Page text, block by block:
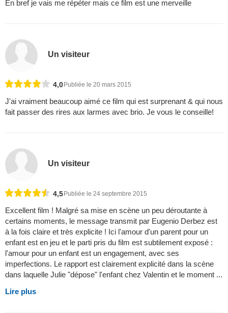
En bref je vais me répéter mais ce film est une merveille
Un visiteur
4,0Publiée le 20 mars 2015
J'ai vraiment beaucoup aimé ce film qui est surprenant & qui nous
fait passer des rires aux larmes avec brio. Je vous le conseille!
Un visiteur
4,5 Publiée le 24 septembre 2015
Excellent film ! Malgré sa mise en scène un peu déroutante à
certains moments, le message transmit par Eugenio Derbez est
à la fois claire et très explicite ! Ici l'amour d'un parent pour un
enfant est en jeu et le parti pris du film est subtilement exposé :
l'amour pour un enfant est un engagement, avec ses
imperfections. Le rapport est clairement explicité dans la scène
dans laquelle Julie "dépose" l'enfant chez Valentin et le moment ...
Lire plus